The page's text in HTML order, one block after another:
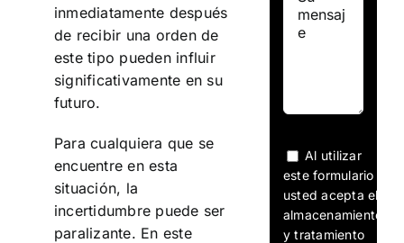
inmediatamente después
de recibir una orden de
este tipo pueden influir
significativamente en su
futuro.
Para cualquiera que se
encuentre en esta
situación, la
incertidumbre puede ser
paralizante. En este
Al utilizar
este formulario
usted acepta el
almacenamiento
y tratamiento